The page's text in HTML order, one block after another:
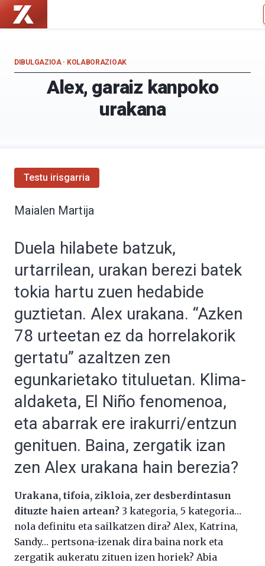
Zientzia
Kultura
Kultura
Alex, garaiz kanpoko
urakana
DIBULGAZIOA· KOLABORAZIOAK
Testu irisgarria
Maialen Martija
Duela hilabete batzuk,
urtarrilean, urakan berezi batek
tokia hartu zuen hedabide
guztietan. Alex urakana. “Azken
78 urteetan ez da horrelakorik
gertatu” azaltzen zen
egunkarietako tituluetan. Klima-
aldaketa, El Niño fenomenoa,
eta abarrak ere irakurri/entzun
genituen. Baina, zergatik izan
zen Alex urakana hain berezia?
Urakana, tifoia, zikloia, zer desberdintasun
dituzte haien artean? 3 kategoria, 5 kategoria…
nola definitu eta sailkatzen dira? Alex, Katrina,
Sandy… pertsona-izenak dira baina nork eta
zergatik aukeratu zituen izen horiek? Abia